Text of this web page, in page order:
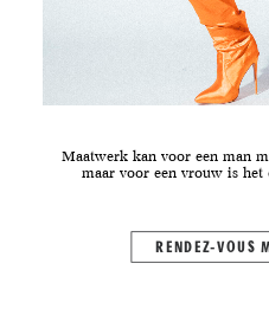
Maatwerk kan voor een man
maar voor een vrouw is het
RENDEZ-VOUS